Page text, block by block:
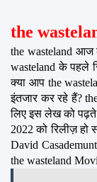
the
the wasteland आज
wasteland के पहले
क्या आप the
इंतजार कर रहे हैं?
लिए इस लेख को पढ़ते
2022 को रिलीज़ हो
David
the wasteland